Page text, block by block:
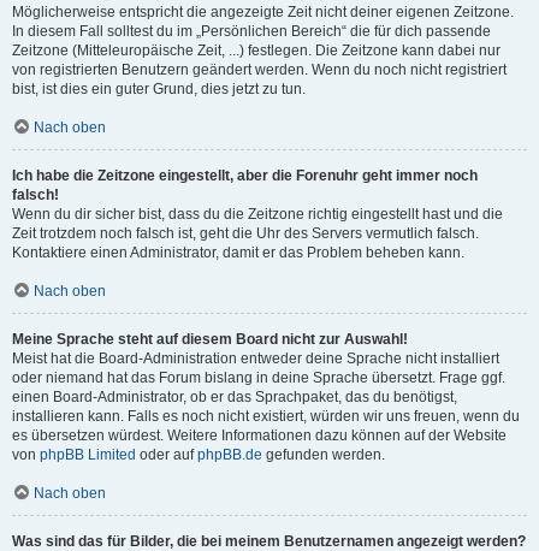
Möglicherweise entspricht die angezeigte Zeit nicht deiner eigenen Zeitzone.
In diesem Fall solltest du im „Persönlichen Bereich“ die für dich passende
Zeitzone (Mitteleuropäische Zeit, ...) festlegen. Die Zeitzone kann dabei nur
von registrierten Benutzern geändert werden. Wenn du noch nicht registriert
bist, ist dies ein guter Grund, dies jetzt zu tun.
Nach oben
Ich habe die Zeitzone eingestellt, aber die Forenuhr geht immer noch
falsch!
Wenn du dir sicher bist, dass du die Zeitzone richtig eingestellt hast und die
Zeit trotzdem noch falsch ist, geht die Uhr des Servers vermutlich falsch.
Kontaktiere einen Administrator, damit er das Problem beheben kann.
Nach oben
Meine Sprache steht auf diesem Board nicht zur Auswahl!
Meist hat die Board-Administration entweder deine Sprache nicht installiert
oder niemand hat das Forum bislang in deine Sprache übersetzt. Frage ggf.
einen Board-Administrator, ob er das Sprachpaket, das du benötigst,
installieren kann. Falls es noch nicht existiert, würden wir uns freuen, wenn du
es übersetzen würdest. Weitere Informationen dazu können auf der Website
von phpBB Limited oder aufphpBB.de gefunden werden.
Nach oben
Was sind das für Bilder, die bei meinem Benutzernamen angezeigt werden?